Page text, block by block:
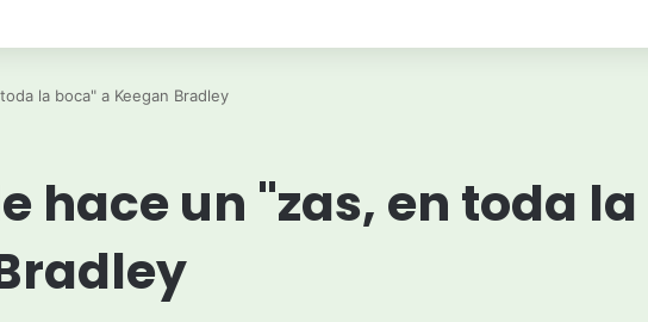
la boca" a Keegan Bradley
hace un "zas, en toda la